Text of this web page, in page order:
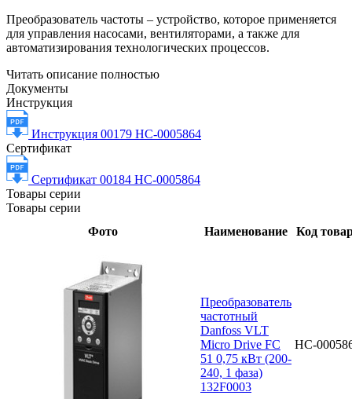
Преобразователь частоты – устройство, которое применяется
для управления насосами, вентиляторами, а также для
автоматизирования технологических процессов.
Читать описание полностью
Документы
Инструкция
Инструкция 00179 НС-0005864
Сертификат
Сертификат 00184 НС-0005864
Товары серии
Товары серии
Фото
Наименование Код
Преобразователь
частотный
Danfoss VLT
Micro Drive FC
51 0,75 кВт (200-
240, 1 фаза)
132F0003
НС-